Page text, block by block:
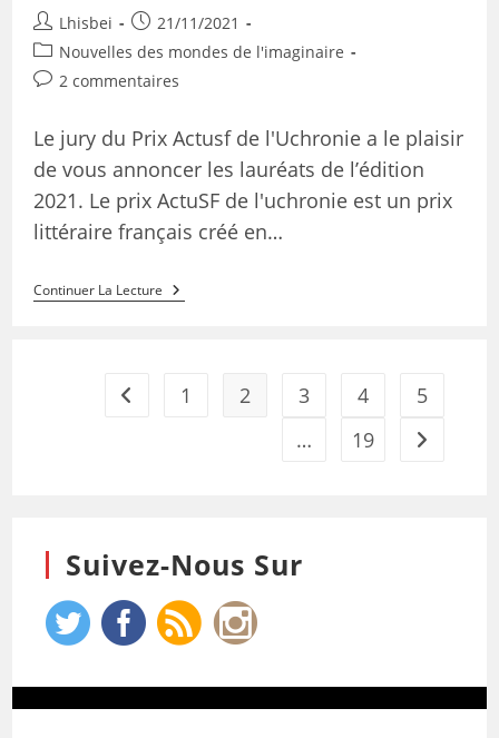
Lhisbei
21/11/2021
Nouvelles des mondes de l'imaginaire
2 commentaires
Le jury du Prix Actusf de l'Uchronie a le plaisir
de vous annoncer les lauréats de l’édition
2021. Le prix ActuSF de l'uchronie est un prix
littéraire français créé en…
Continuer La Lecture
1 2 3 4
5
…
19
Suivez-Nous Sur